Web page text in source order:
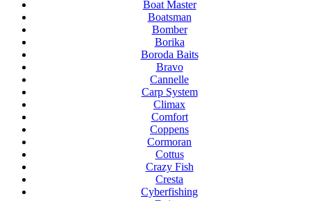
Boat Master
Boatsman
Bomber
Borika
Boroda Baits
Bravo
Cannelle
Carp System
Climax
Comfort
Coppens
Cormoran
Cottus
Crazy Fish
Cresta
Cyberfishing